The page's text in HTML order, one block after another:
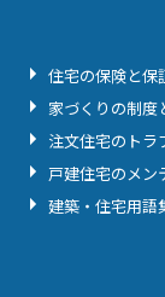
住宅の保険と保
家づくりの制度
注文住宅のトラ
戸建住宅のメン
建築・住宅用語